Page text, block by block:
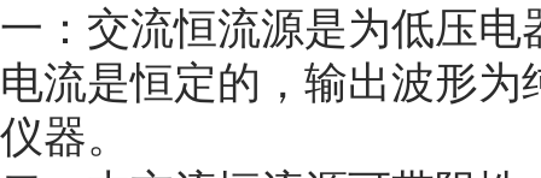
一：交流恒流源是为低压
电流是恒定的，输出波形
仪器。